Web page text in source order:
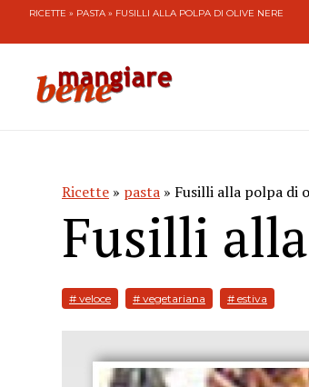
RICETTE » PASTA » FUSILLI ALLA POLPA DI OLIVE NERE
Ricette » pasta » Fusilli alla polpa di
Fusilli
# veloce # vegetariana # estiva